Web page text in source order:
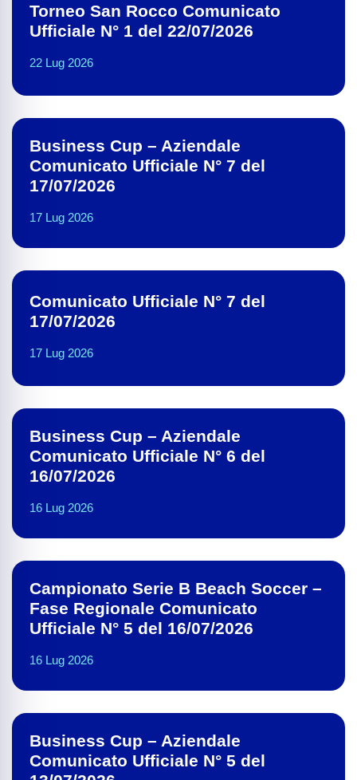
Torneo San Rocco Comunicato
Ufficiale N° 1 del 22/07/2026
22 Lug 2026
Business Cup – Aziendale
Comunicato Ufficiale N° 7 del
17/07/2026
17 Lug 2026
Comunicato Ufficiale N° 7 del
17/07/2026
17 Lug 2026
Business Cup – Aziendale
Comunicato Ufficiale N° 6 del
16/07/2026
16 Lug 2026
Campionato Serie B Beach Soccer –
Fase Regionale Comunicato
Ufficiale N° 5 del 16/07/2026
16 Lug 2026
Business Cup – Aziendale
Comunicato Ufficiale N° 5 del